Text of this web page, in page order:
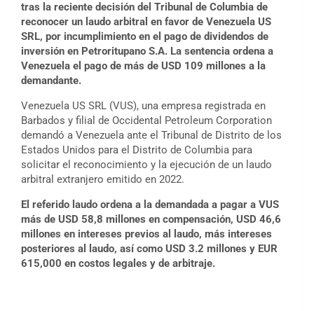
tras la reciente decisión del Tribunal de Columbia de
reconocer un laudo arbitral en favor de Venezuela US
SRL, por incumplimiento en el pago de dividendos de
inversión en Petroritupano S.A. La sentencia ordena a
Venezuela el pago de más de USD 109 millones a la
demandante.
Venezuela US SRL (VUS), una empresa registrada en
Barbados y filial de Occidental Petroleum Corporation
demandó a Venezuela ante el Tribunal de Distrito de los
Estados Unidos para el Distrito de Columbia para
solicitar el reconocimiento y la ejecución de un laudo
arbitral extranjero emitido en 2022.
El referido laudo ordena a la demandada a pagar a VUS
más de USD 58,8 millones en compensación, USD 46,6
millones en intereses previos al laudo, más intereses
posteriores al laudo, así como USD 3.2 millones y EUR
615,000 en costos legales y de arbitraje.